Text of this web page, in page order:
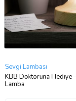
Sevgi Lambası
KBB Doktoruna Hediye
Lamba